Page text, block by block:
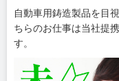
自動車用鋳造製品を目
ちらのお仕事は当社提
す。